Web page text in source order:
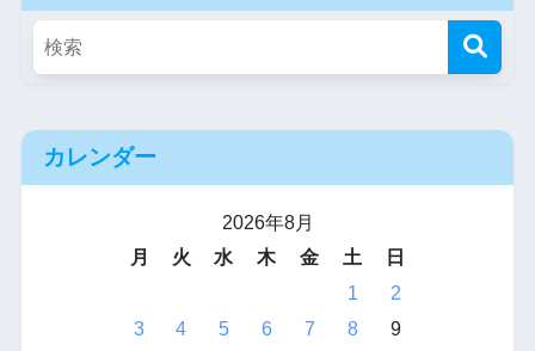
カレンダー
2026年8月
月
火 水 木 金 土
日
1
2
3
4 5 6 7 8
9